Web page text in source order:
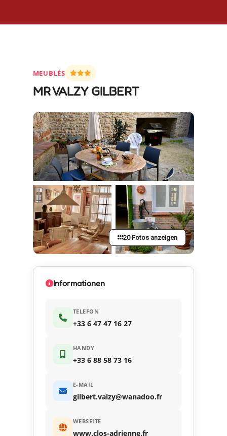
MEUBLÉS
MR VALZY GILBERT
20 Fotos anzeigen
Informationen
TELEFON
+33 6 47 47 16 27
HANDY
+33 6 88 58 73 16
E-MAIL
gilbert.valzy@wanadoo.fr
WEBSEITE
www.clos-adrienne.fr